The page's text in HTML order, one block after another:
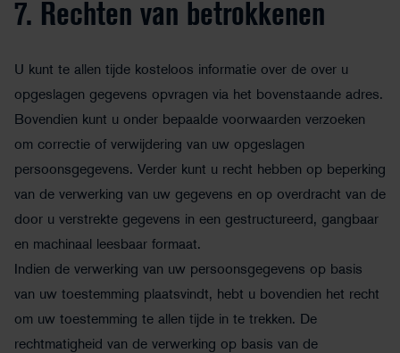
7. Rechten van betrokkenen
U kunt te allen tijde kosteloos informatie over de over u
opgeslagen gegevens opvragen via het bovenstaande adres.
Bovendien kunt u onder bepaalde voorwaarden verzoeken
om correctie of verwijdering van uw opgeslagen
persoonsgegevens. Verder kunt u recht hebben op beperking
van de verwerking van uw gegevens en op overdracht van de
door u verstrekte gegevens in een gestructureerd, gangbaar
en machinaal leesbaar formaat.
Indien de verwerking van uw persoonsgegevens op basis
van uw toestemming plaatsvindt, hebt u bovendien het recht
om uw toestemming te allen tijde in te trekken. De
rechtmatigheid van de verwerking op basis van de